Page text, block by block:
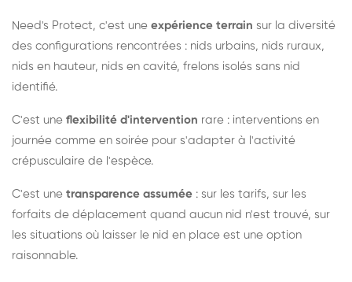
Need's Protect, c'est une expérience terrain sur la diversité
des configurations rencontrées : nids urbains, nids ruraux,
nids en hauteur, nids en cavité, frelons isolés sans nid
identifié.
C'est une flexibilité d'intervention rare : interventions en
journée comme en soirée pour s'adapter à l'activité
crépusculaire de l'espèce.
C'est une transparence assumée : sur les tarifs, sur les
forfaits de déplacement quand aucun nid n'est trouvé, sur
les situations où laisser le nid en place est une option
raisonnable.